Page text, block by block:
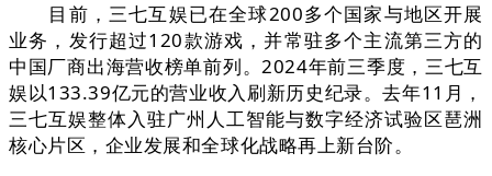
目前，三七互娱已在全球200多个国家与地区开展
业务，发行超过120款游戏，并常驻多个主流第三方的
中国厂商出海营收榜单前列。2024年前三季度，三七互
娱以133.39亿元的营业收入刷新历史纪录。去年11月，
三七互娱整体入驻广州人工智能与数字经济试验区琶洲
核心片区，企业发展和全球化战略再上新台阶。